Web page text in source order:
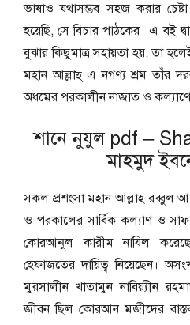
ভাষাও যথাসম্ভব সহজ করার
হয়েছি, সে বিচার পাঠকের। এ বই
বুঝার কিছুমাত্র সহায়তা হয়, তা
মহান আল্লাহ্ এ নগণ্য শ্রম তাঁর
অধমের পরকালীন নাজাত ও
শানে নুযুল pdf –
মাহমুদ
সকল প্রশংসা মহান আল্লাহ রব্বুল
ও পরকালের সার্বিক কল্যাণ ও
কোরআনুল কারীম নাযিল
হেফাজতের দায়িত্ব নিয়েছেন।
মুরসালীন খাতামুন নাবিয়্যীন
জীবন ছিল কোরআন মজীদের